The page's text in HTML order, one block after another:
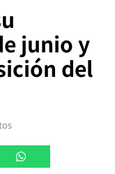
junio y
del